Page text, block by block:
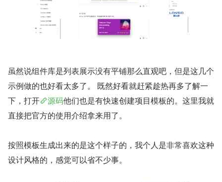
虽然说组件库是列表展示没有平铺那么直观吧，但是这几个
示例做的也好看太多了。 既然好看就赶紧趁热再多了解一
下，打开
源码他们也是有快速创建项目模板的。这里我就
直接把官方的使用介绍拿来用了。
按照模板生成出来的是这个样子的，我个人是非常喜欢这种
设计风格的，感觉可以省不少事。